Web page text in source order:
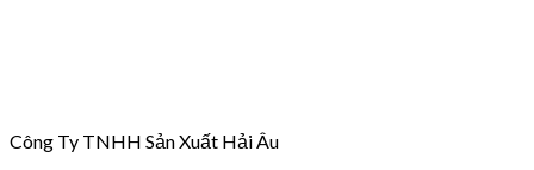
Công Ty TNHH Sản Xuất Hải Âu